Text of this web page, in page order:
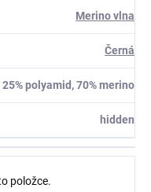
Merino vlna
Černá
25% polyamid, 70% merino
hidden
položce.